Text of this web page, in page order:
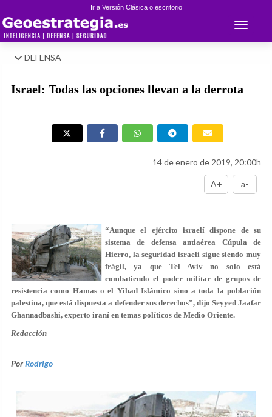
Ir a Versión Clásica o escritorio
Toggle
DEFENSA
Israel: Todas las opciones llevan a la derrota
14 de enero de 2019, 20:00h
A+ a-
“Aunque el ejército israelí dispone de su
sistema de defensa antiaérea Cúpula de
Hierro, la seguridad israelí sigue siendo muy
frágil, ya que Tel Aviv no solo está
combatiendo el poder militar de grupos de
resistencia como Hamas o el Yihad Islámico sino a toda la población
palestina, que está dispuesta a defender sus derechos”, dijo Seyyed Jaafar
Ghannadbashi, experto iraní en temas políticos de Medio Oriente.
Redacción
PorRodrigo